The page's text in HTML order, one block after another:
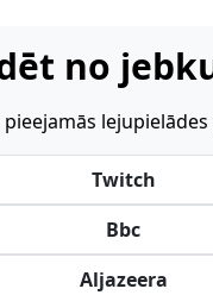
no
Twitch
Bbc
Aljazeera